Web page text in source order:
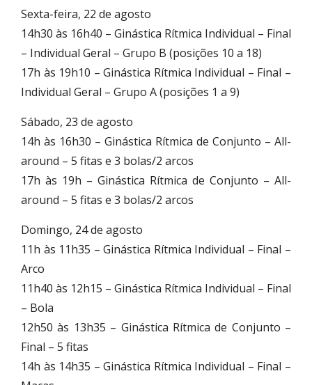
Sexta-feira, 22 de agosto
14h30 às 16h40 – Ginástica Rítmica Individual – Final
– Individual Geral – Grupo B (posições 10 a 18)
17h às 19h10 – Ginástica Rítmica Individual – Final –
Individual Geral – Grupo A (posições 1 a 9)
Sábado, 23 de agosto
14h às 16h30 – Ginástica Rítmica de Conjunto – All-
around – 5 fitas e 3 bolas/2 arcos
17h às 19h – Ginástica Rítmica de Conjunto – All-
around – 5 fitas e 3 bolas/2 arcos
Domingo, 24 de agosto
11h às 11h35 – Ginástica Rítmica Individual – Final –
Arco
11h40 às 12h15 – Ginástica Rítmica Individual – Final
– Bola
12h50 às 13h35 – Ginástica Rítmica de Conjunto –
Final – 5 fitas
14h às 14h35 – Ginástica Rítmica Individual – Final –